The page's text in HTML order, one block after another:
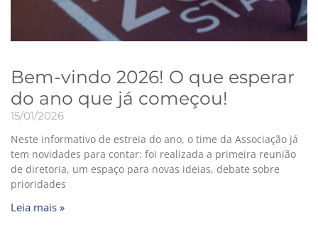
Bem-vindo 2026! O que esperar
do ano que já começou!
15/01/2026
Neste informativo de estreia do ano, o time da Associação já
tem novidades para contar: foi realizada a primeira reunião
de diretoria, um espaço para novas ideias, debate sobre
prioridades
Leia mais »